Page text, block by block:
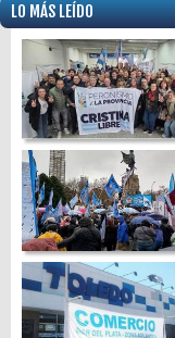
LO MÁS LEÍDO